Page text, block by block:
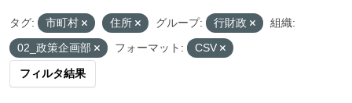
タグ: 市町村 住所 グループ: 行財政
組織:
02_政策企画部
フォーマット: CSV
フィルタ結果